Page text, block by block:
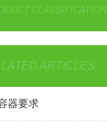
CLASSIFICATION
ARTICLES
器要求